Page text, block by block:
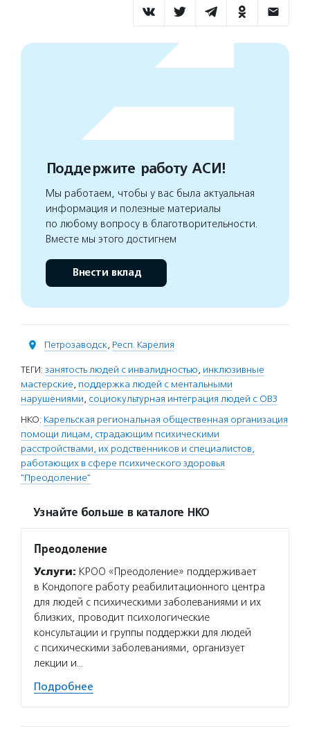
Поддержите работу АСИ!
Мы работаем, чтобы у вас была актуальная
информация и полезные материалы
по любому вопросу в благотворительности.
Вместе мы этого достигнем
Внести вклад
Петрозаводск, Респ. Карелия
ТЕГИ: занятость людей с инвалидностью, инклюзивные
мастерские, поддержка людей с ментальными
нарушениями, социокультурная интеграция людей с ОВЗ
НКО: Карельская региональная общественная организация
помощи лицам, страдающим психическими
расстройствами, их родственников и специалистов,
работающих в сфере психического здоровья
"Преодоление"
Узнайте больше в каталоге НКО
Преодоление
Услуги: КРОО «Преодоление» поддерживает
в Кондопоге работу реабилитационного центра
для людей с психическими заболеваниями и их
близких, проводит психологические
консультации и группы поддержки для людей
с психическими заболеваниями, организует
лекции и…
Подробнее